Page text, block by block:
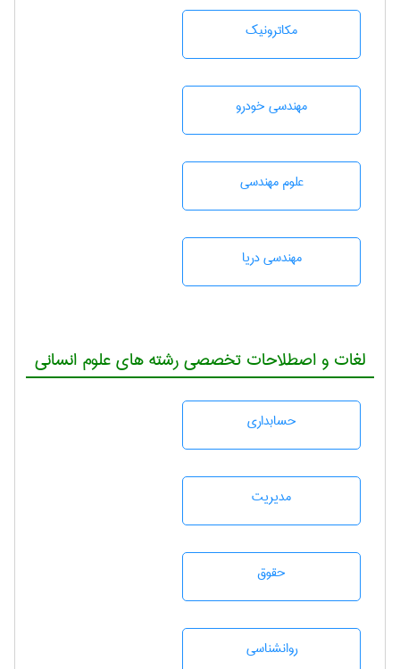
مکاترونیک
مهندسی خودرو
علوم مهندسی
مهندسی دریا
لغات و اصطلاحات تخصصی رشته های علوم انسانی
حسابداری
مديريت
حقوق
روانشناسی